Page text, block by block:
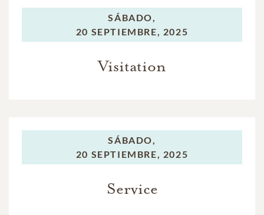
SÁBADO,
20 SEPTIEMBRE, 2025
Visitation
SÁBADO,
20 SEPTIEMBRE, 2025
Service